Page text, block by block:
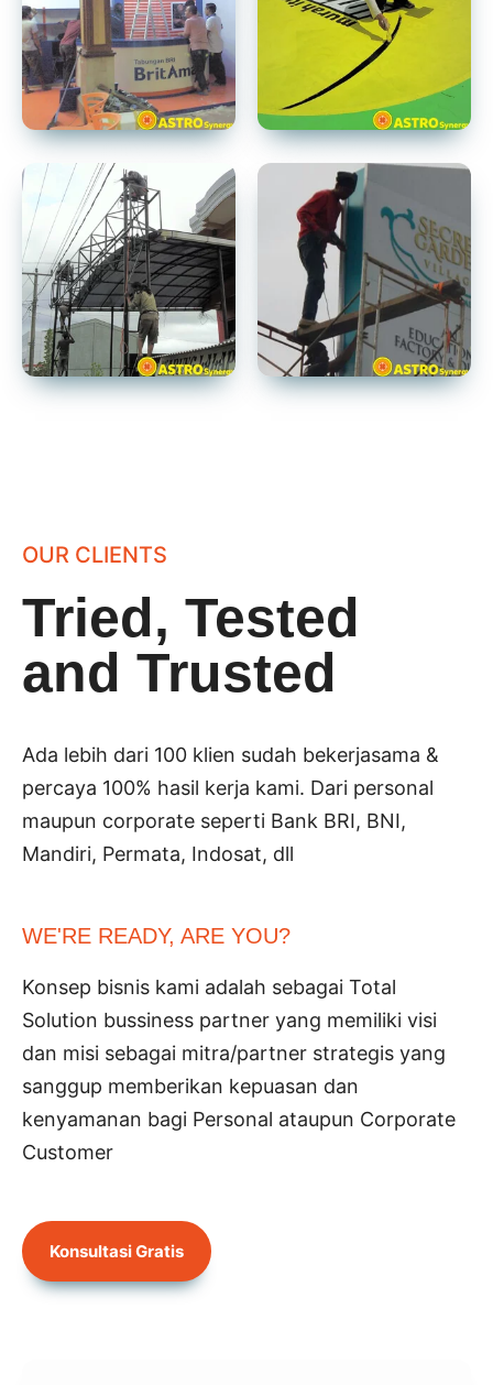
OUR CLIENTS
Tried, Tested
and Trusted
Ada lebih dari 100 klien sudah bekerjasama &
percaya 100% hasil kerja kami. Dari personal
maupun corporate seperti Bank BRI, BNI,
Mandiri, Permata, Indosat, dll
WE'RE READY, ARE YOU?
Konsep bisnis kami adalah sebagai Total
Solution bussiness partner yang memiliki visi
dan misi sebagai mitra/partner strategis yang
sanggup memberikan kepuasan dan
kenyamanan bagi Personal ataupun Corporate
Customer
Konsultasi Gratis